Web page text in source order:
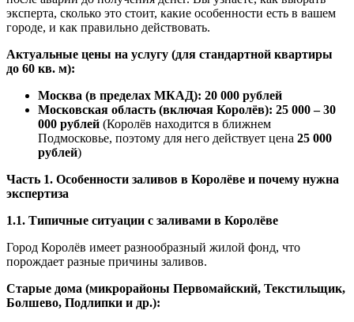
эксперта, сколько это стоит, какие особенности есть в вашем
городе, и как правильно действовать.
Актуальные цены на услугу (для стандартной квартиры
до 60 кв. м):
Москва (в пределах МКАД): 20 000 рублей
Московская область (включая Королёв): 25 000 – 30
000 рублей (Королёв находится в ближнем
Подмосковье, поэтому для него действует цена 25 000
рублей)
Часть 1. Особенности заливов в Королёве и почему нужна
экспертиза
1.1. Типичные ситуации с заливами в Королёве
Город Королёв имеет разнообразный жилой фонд, что
порождает разные причины заливов.
Старые дома (микрорайоны Первомайский, Текстильщик,
Болшево, Подлипки и др.):